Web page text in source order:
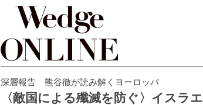
深層報告 熊谷徹が読み解くヨーロッパ
〈敵国による殲滅を防ぐ〉イスラ